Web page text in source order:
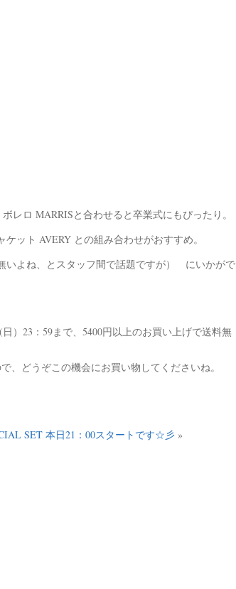
レロ MARRISと合わせると卒業式にもぴったり。
ット AVERY との組み合わせがおすすめ。
いよね、とスタッフ間で話題ですが） にいかがで
）23：59まで、 5400円以上のお買い上げで送料無
、
どうぞこの機会にお買い物してくださいね。
SET 本日21：00スタートです☆彡 »